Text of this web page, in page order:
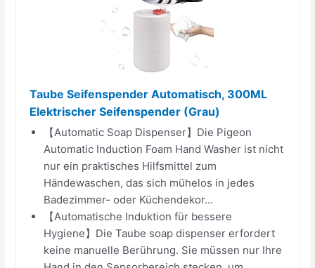
Taube Seifenspender Automatisch, 300ML
Elektrischer Seifenspender (Grau)
【Automatic Soap Dispenser】Die Pigeon
Automatic Induction Foam Hand Washer ist nicht
nur ein praktisches Hilfsmittel zum
Händewaschen, das sich mühelos in jedes
Badezimmer- oder Küchendekor...
【Automatische Induktion für bessere
Hygiene】Die Taube soap dispenser erfordert
keine manuelle Berührung. Sie müssen nur Ihre